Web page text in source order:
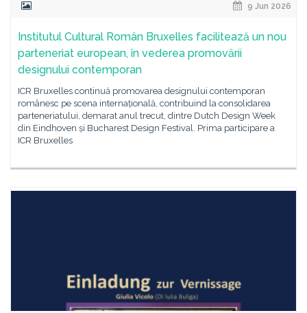
9 Jun 2026
Institutul Cultural Român Bruxelles facilitează un nou
parteneriat european, în vederea promovării
designului contemporan
ICR Bruxelles continuă promovarea designului contemporan
românesc pe scena internațională, contribuind la consolidarea
parteneriatului, demarat anul trecut, dintre Dutch Design Week
din Eindhoven și Bucharest Design Festival. Prima participare a
ICR Bruxelles